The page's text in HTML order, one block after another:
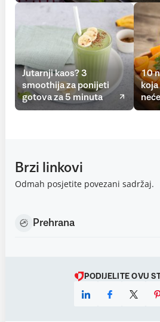
Jutarnji kaos? 3
smoothija za ponijeti
gotova za 5 minuta
10
koja
Brzi linkovi
Odmah posjetite povezani sadržaj.
Prehrana
PODIJELITE OVU